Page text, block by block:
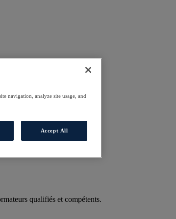
qualifiés et compétents.
navigation, analyze site usage, and
Accept All